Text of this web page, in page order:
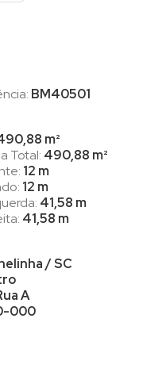
BM40501
m²
Total: 490,88 m²
12 m
12 m
41,58 m
41,58 m
/ SC
A
000